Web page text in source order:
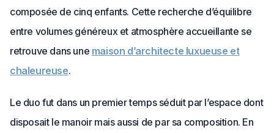
composée de cinq enfants. Cette recherche d’équilibre
entre volumes généreux et atmosphère accueillante se
retrouve dans une maison d’architecte luxueuse et
chaleureuse.
Le duo fut dans un premier temps séduit par l’espace dont
disposait le manoir mais aussi de par sa composition. En